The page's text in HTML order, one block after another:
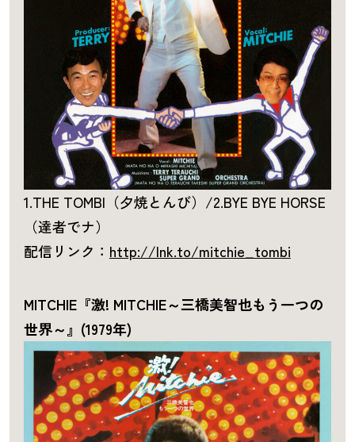
1.THE TOMBI（夕焼とんび）/2.BYE BYE HORSE
（達者でナ）
配信リンク： http://lnk.to/mitchie_tombi
MITCHIE『激! MITCHIE～三橋美智也もう一つの
世界～』(1979年)